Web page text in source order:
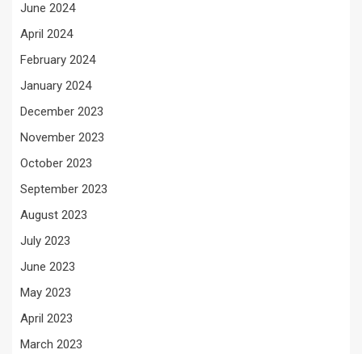
June 2024
April 2024
February 2024
January 2024
December 2023
November 2023
October 2023
September 2023
August 2023
July 2023
June 2023
May 2023
April 2023
March 2023